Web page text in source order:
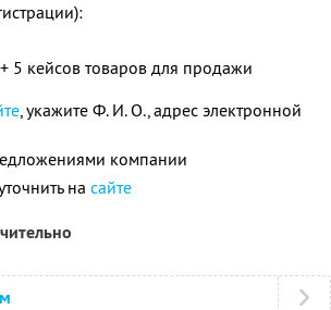
5 кейсов товаров для продажи
, укажите Ф. И. О., адрес электронной
компании
на сайте